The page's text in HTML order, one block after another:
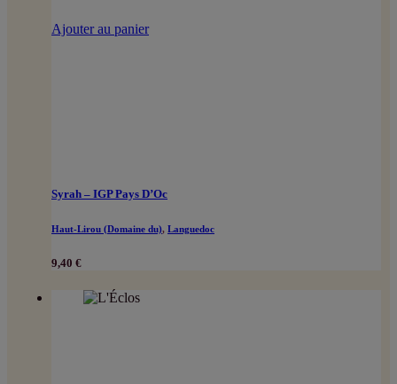
Ajouter au panier
Syrah – IGP Pays D’Oc
Haut-Lirou (Domaine du), Languedoc
9,40 €